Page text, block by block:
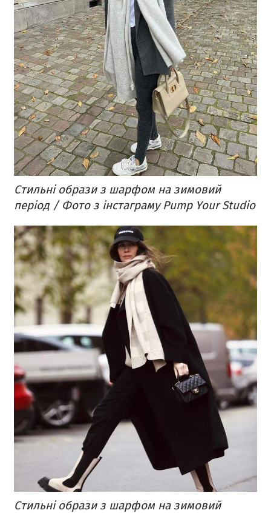
Стильні образи з шарфом на зимовий
період / Фото з інстаграму Pump Your Studio
Стильні образи з шарфом на зимовий